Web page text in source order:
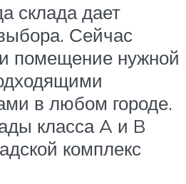
склада дает
Сейчас
помещение нужной
в любом городе.
класса A и B
комплекс